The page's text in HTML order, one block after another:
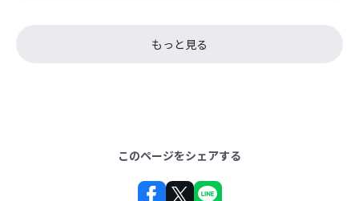
もっと見る
このページをシェアする